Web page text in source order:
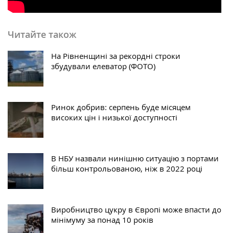
Читайте також
На Рівненщині за рекордні строки
збудували елеватор (ФОТО)
Ринок добрив: серпень буде місяцем
високих цін і низької доступності
В НБУ назвали нинішню ситуацію з портами
більш контрольованою, ніж в 2022 році
Виробництво цукру в Європі може впасти до
мінімуму за понад 10 років